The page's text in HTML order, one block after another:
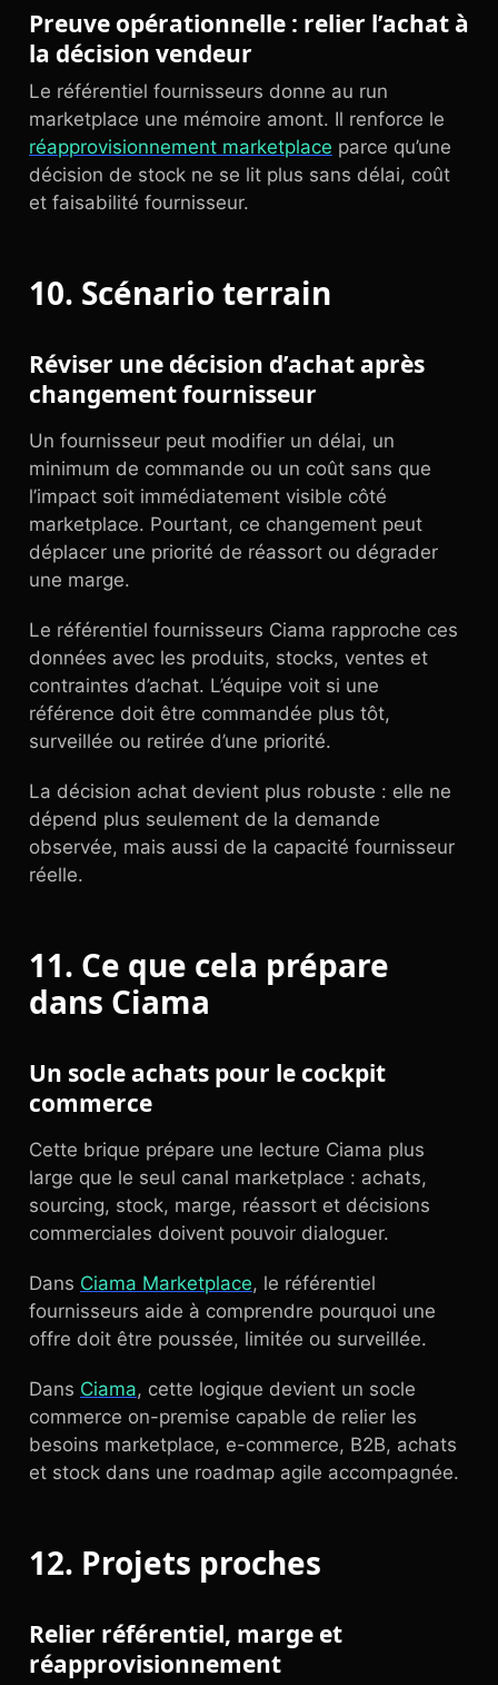
Preuve opérationnelle : relier l’achat à
la décision vendeur
Le référentiel fournisseurs donne au run
marketplace une mémoire amont. Il renforce le
réapprovisionnement marketplace parce qu’une
décision de stock ne se lit plus sans délai, coût
et faisabilité fournisseur.
10. Scénario terrain
Réviser une décision d’achat après
changement fournisseur
Un fournisseur peut modifier un délai, un
minimum de commande ou un coût sans que
l’impact soit immédiatement visible côté
marketplace. Pourtant, ce changement peut
déplacer une priorité de réassort ou dégrader
une marge.
Le référentiel fournisseurs Ciama rapproche ces
données avec les produits, stocks, ventes et
contraintes d’achat. L’équipe voit si une
référence doit être commandée plus tôt,
surveillée ou retirée d’une priorité.
La décision achat devient plus robuste : elle ne
dépend plus seulement de la demande
observée, mais aussi de la capacité fournisseur
réelle.
11. Ce que cela prépare
dans Ciama
Un socle achats pour le cockpit
commerce
Cette brique prépare une lecture Ciama plus
large que le seul canal marketplace : achats,
sourcing, stock, marge, réassort et décisions
commerciales doivent pouvoir dialoguer.
Dans Ciama Marketplace, le référentiel
fournisseurs aide à comprendre pourquoi une
offre doit être poussée, limitée ou surveillée.
Dans Ciama, cette logique devient un socle
commerce on-premise capable de relier les
besoins marketplace, e-commerce, B2B, achats
et stock dans une roadmap agile accompagnée.
12. Projets proches
Relier référentiel, marge et
réapprovisionnement